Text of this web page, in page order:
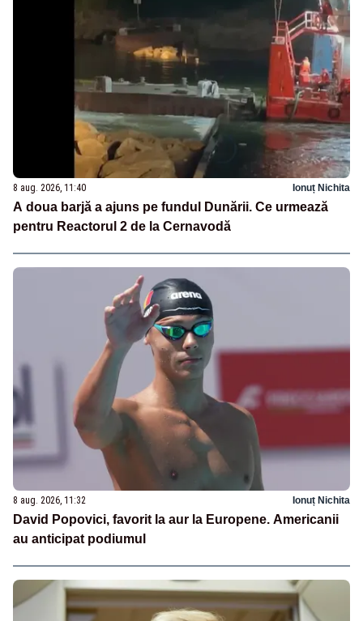
8 aug. 2026, 11:40 Ionuț Nichita
A doua barjă a ajuns pe fundul Dunării. Ce urmează
pentru Reactorul 2 de la Cernavodă
8 aug. 2026, 11:32 Ionuț Nichita
David Popovici, favorit la aur la Europene. Americanii
au anticipat podiumul